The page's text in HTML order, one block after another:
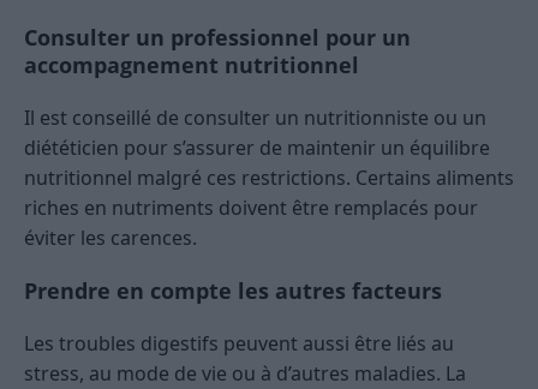
Consulter un professionnel pour un
accompagnement nutritionnel
Il est conseillé de consulter un nutritionniste ou un
diététicien pour s’assurer de maintenir un équilibre
nutritionnel malgré ces restrictions. Certains aliments
riches en nutriments doivent être remplacés pour
éviter les carences.
Prendre en compte les autres facteurs
Les troubles digestifs peuvent aussi être liés au
stress, au mode de vie ou à d’autres maladies. La